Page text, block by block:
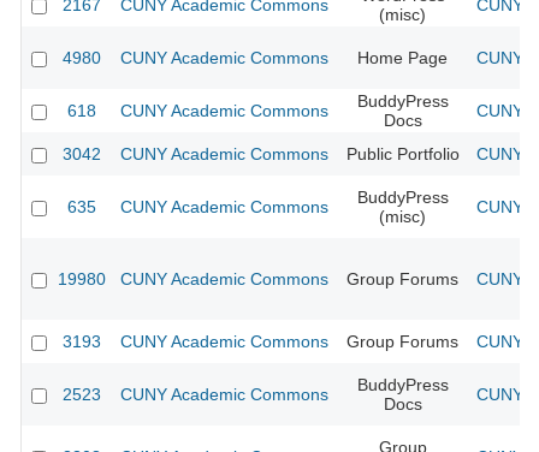
2167 CUNY Academic Commons
(misc)
CUNY
4980 CUNY Academic Commons Home Page CUNY
618 CUNY Academic Commons
BuddyPress
Docs
CUNY
3042 CUNY Academic Commons Public Portfolio CUNY
635 CUNY Academic Commons
BuddyPress
(misc)
CUNY
19980 CUNY Academic Commons Group Forums CUNY
3193 CUNY Academic Commons Group Forums CUNY
2523 CUNY Academic Commons
BuddyPress
Docs
CUNY
Group